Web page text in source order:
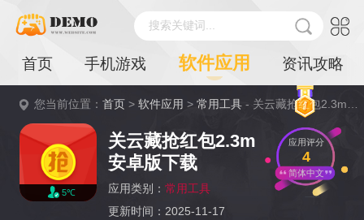
搜索关键词...
首页 手机游戏 软件应用 资讯攻略
您当前位置：首页 >软件应用 >常用工具 - 关云藏抢红包2.3m安卓版下载详情
5℃
关云藏抢红包2.3m
安卓版下载
应用类别： 常用工具
更新时间：2025-11-17
应用评分
4
简体中文